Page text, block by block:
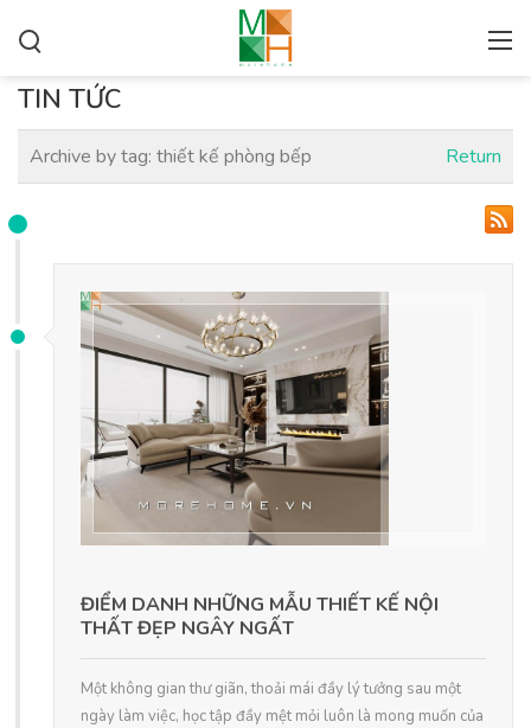
TIN TỨC
Archive by tag: thiết kế phòng bếp Return
ĐIỂM DANH NHỮNG MẪU THIẾT KẾ NỘI
THẤT ĐẸP NGÂY NGẤT
Một không gian thư giãn, thoải mái đầy lý tưởng sau một
ngày làm việc, học tập đầy mệt mỏi luôn là mong muốn của